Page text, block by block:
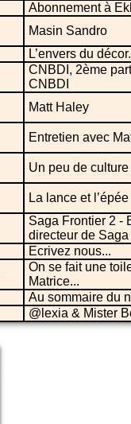
Abonnement à
Masin Sandro
L’envers du
CNBDI, 2ème
CNBDI
Matt Haley
Entretien avec
Un peu de culture
La lance et
Saga Frontier 2 -
directeur de
Ecrivez nous...
On se fait une
Matrice...
Au sommaire du
@lexia & Mister